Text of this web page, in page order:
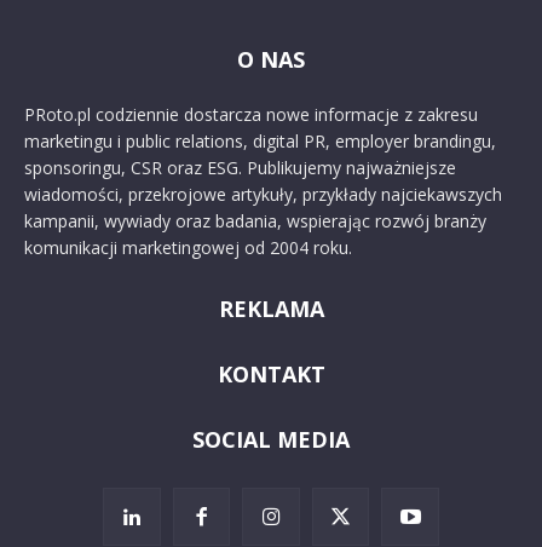
O NAS
PRoto.pl codziennie dostarcza nowe informacje z zakresu
marketingu i public relations, digital PR, employer brandingu,
sponsoringu, CSR oraz ESG. Publikujemy najważniejsze
wiadomości, przekrojowe artykuły, przykłady najciekawszych
kampanii, wywiady oraz badania, wspierając rozwój branży
komunikacji marketingowej od 2004 roku.
REKLAMA
KONTAKT
SOCIAL MEDIA